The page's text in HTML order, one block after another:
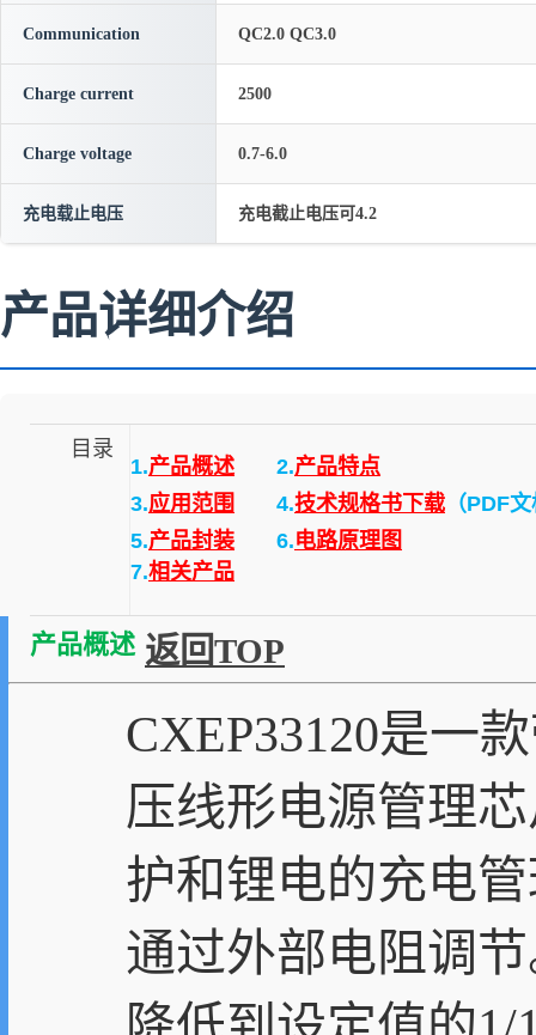
Communication QC2.0 QC3.0
Charge current 2500
Charge voltage 0.7-6.0
充电载止电压 充电截止电压可4.2
产品详细介绍
目录
1.产品概述 2.产品特点
3.应用范围 4.技术规格书下载 （PDF
5.产品封装 6.电路原理图
7.相关产品
产品概述 返回TOP
CXEP33120是一
压线形电源管理
护和锂电的充电
通过外部电阻调